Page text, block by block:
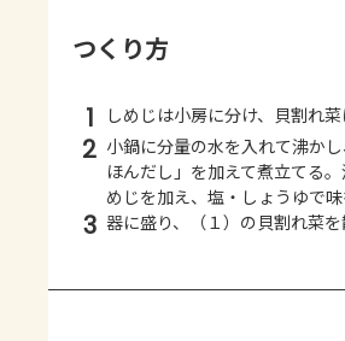
つくり方
1 しめじは小房に分け、貝割れ菜
2 小鍋に分量の水を入れて沸か
ほんだし」を加えて煮立てる
めじを加え、塩・しょうゆで味
3 器に盛り、（１）の貝割れ菜を